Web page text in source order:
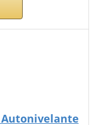
Autonivelante